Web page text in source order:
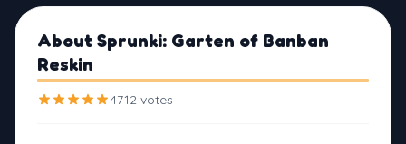
About Sprunki: Garten of Banban
Reskin
4712 votes